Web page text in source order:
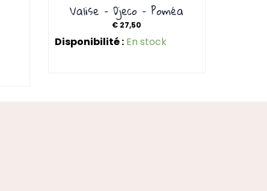
Valise – Djeco – Poméa
€ 27,50
Disponibilité : En stock